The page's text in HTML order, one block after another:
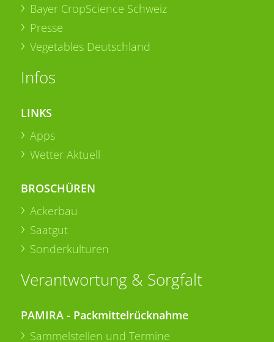
Bayer CropScience Schweiz
Presse
Vegetables Deutschland
Infos
LINKS
Apps
Wetter Aktuell
BROSCHÜREN
Ackerbau
Saatgut
Sonderkulturen
Verantwortung & Sorgfalt
PAMIRA - Packmittelrücknahme
Sammelstellen und Termine